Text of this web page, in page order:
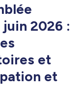
2026 :
et
et